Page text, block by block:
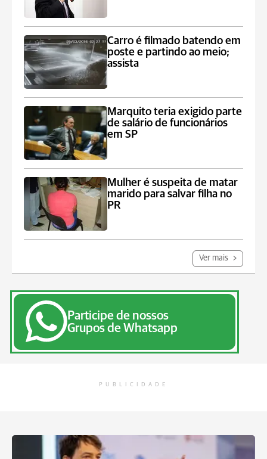
Carro é filmado batendo em
poste e partindo ao meio;
assista
Marquito teria exigido parte
de salário de funcionários
em SP
Mulher é suspeita de matar
marido para salvar filha no
PR
Ver mais
Participe de nossos
Grupos de Whatsapp
PUBLICIDADE